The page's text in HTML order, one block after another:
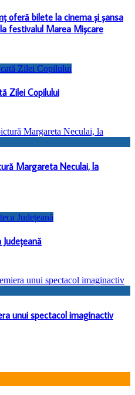
oferă bilete la cinema și șansa
festivalul Marea Mișcare
Zilei Copilului
Margareta Neculai, la
unui spectacol imaginactiv